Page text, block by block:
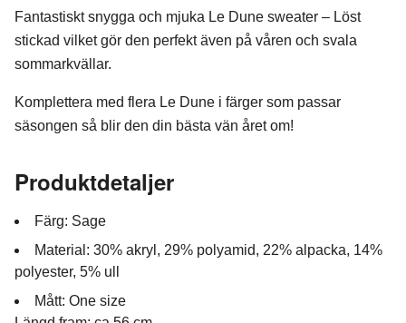
Fantastiskt snygga och mjuka Le Dune sweater – Löst
stickad vilket gör den perfekt även på våren och svala
sommarkvällar.
Komplettera med flera Le Dune i färger som passar
säsongen så blir den din bästa vän året om!
Produktdetaljer
Färg: Sage
Material: 30% akryl, 29% polyamid, 22% alpacka, 14%
polyester, 5% ull
Mått: One size